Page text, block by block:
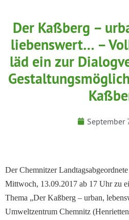
Der Kaßberg –
liebenswert… –
läd ein zur
September
Der Chemnitzer
Mittwoch, 13.09.2017 ab 17 Uhr zu
Thema „Der Kaßberg – urban,
Umweltzentrum Chemnitz